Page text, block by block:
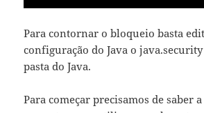
Para contornar o bloqueio basta
configuração do Java o
pasta do Java.
Para começar precisamos de saber